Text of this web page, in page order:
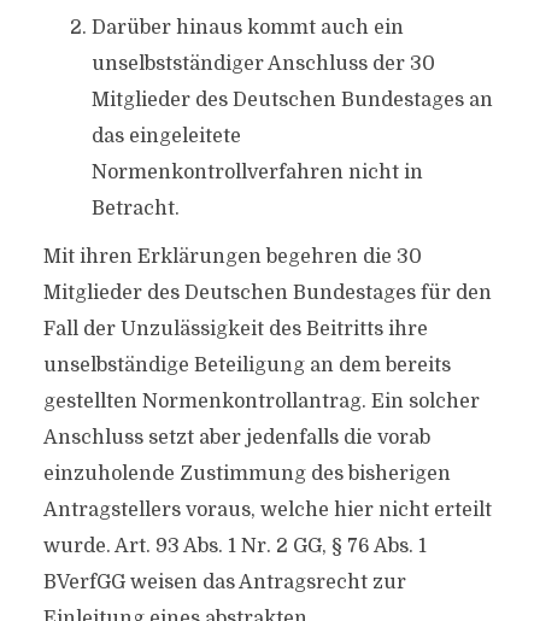
Darüber hinaus kommt auch ein
unselbstständiger Anschluss der 30
Mitglieder des Deutschen Bundestages an
das eingeleitete
Normenkontrollverfahren nicht in
Betracht.
Mit ihren Erklärungen begehren die 30
Mitglieder des Deutschen Bundestages für den
Fall der Unzulässigkeit des Beitritts ihre
unselbständige Beteiligung an dem bereits
gestellten Normenkontrollantrag. Ein solcher
Anschluss setzt aber jedenfalls die vorab
einzuholende Zustimmung des bisherigen
Antragstellers voraus, welche hier nicht erteilt
wurde. Art. 93 Abs. 1 Nr. 2 GG, § 76 Abs. 1
BVerfGG weisen das Antragsrecht zur